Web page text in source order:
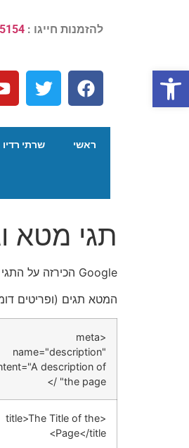
פתח סרגל נגישות
להזמנות חייגו :
ראשי שרתי רדיו
תגי מטא
Google הכירזה על התגי מטא שהיא משתמשת בהם.
המטא תגים (ופריטים
<meta
name="description"
description of
the page" />
<title>The Title of the
Page</title>